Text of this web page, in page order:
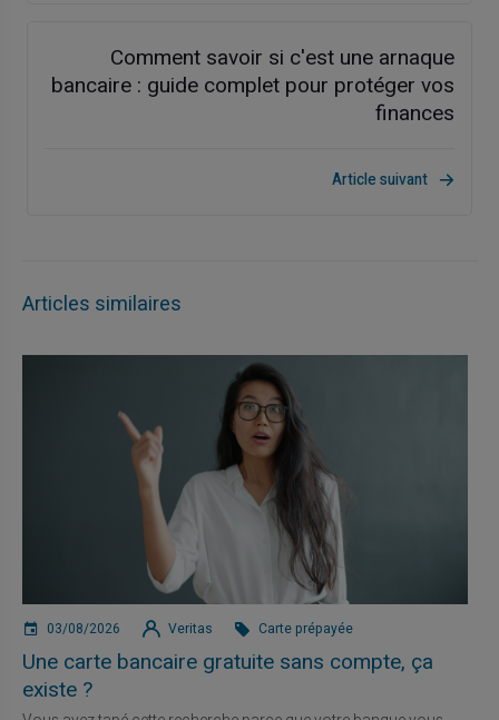
Comment savoir si c'est une arnaque
bancaire : guide complet pour protéger vos
finances
Article suivant
Articles similaires
03/08/2026 Veritas Carte prépayée
Une carte bancaire gratuite sans compte, ça
existe ?